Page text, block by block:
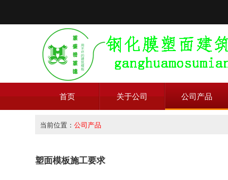
首页 关于公司 公司产品
当前位置： 公司产品
塑面模板施工要求